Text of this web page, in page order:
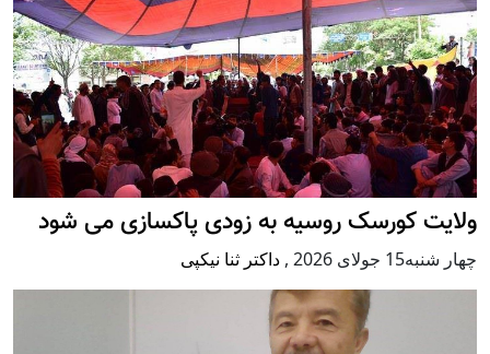
ولایت کورسک روسیه به زودی پاکسازی می شود
چهار شنبه15 جولای 2026 , داکتر ثنا نیکپی